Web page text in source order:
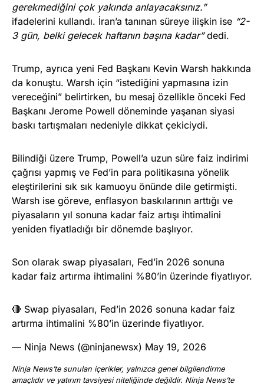
gerekmediğini çok yakında anlayacaksınız.”
ifadelerini kullandı. İran’a tanınan süreye ilişkin ise “2-
3 gün, belki gelecek haftanın başına kadar”dedi.
Trump, ayrıca yeni Fed Başkanı Kevin Warsh hakkında
da konuştu. Warsh için “istediğini yapmasına izin
vereceğini” belirtirken, bu mesaj özellikle önceki Fed
Başkanı Jerome Powell döneminde yaşanan siyasi
baskı tartışmaları nedeniyle dikkat çekiciydi.
Bilindiği üzere Trump, Powell’a uzun süre faiz indirimi
çağrısı yapmış ve Fed’in para politikasına yönelik
eleştirilerini sık sık kamuoyu önünde dile getirmişti.
Warsh ise göreve, enflasyon baskılarının arttığı ve
piyasaların yıl sonuna kadar faiz artışı ihtimalini
yeniden fiyatladığı bir dönemde başlıyor.
Son olarak swap piyasaları, Fed’in 2026 sonuna
kadar faiz artırma ihtimalini %80’in üzerinde fiyatlıyor.
🔴 Swap piyasaları, Fed’in 2026 sonuna kadar faiz
artırma ihtimalini %80’in üzerinde fiyatlıyor.
— Ninja News (@ninjanewsx) May 19, 2026
Ninja News’te sunulan içerikler, yalnızca genel bilgilendirme
amaçlıdır ve yatırım tavsiyesi niteliğinde değildir. Ninja News’te